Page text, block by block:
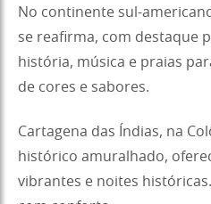
No continente sul-
se reafirma, com destaque
história, música e praias
de cores e sabores.
Cartagena das Índias, na
histórico amuralhado,
vibrantes e noites